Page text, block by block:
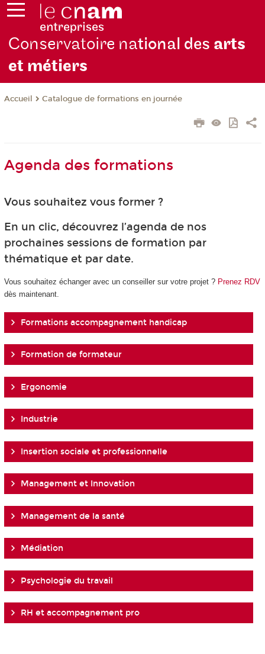
Conservatoire national des arts
et métiers
Accueil Catalogue de formations en journée
Agenda des formations
Vous souhaitez vous former ?
En un clic, découvrez l’agenda de nos
prochaines sessions de formation par
thématique et par date.
Vous souhaitez échanger avec un conseiller sur votre projet ? Prenez RDV
dès maintenant.
Formations accompagnement handicap
Formation de formateur
Ergonomie
Industrie
Insertion sociale et professionnelle
Management et Innovation
Management de la santé
Médiation
Psychologie du travail
RH et accompagnement pro